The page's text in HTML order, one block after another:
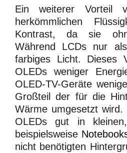
Ein weiterer Vorteil
herkömmlichen
Kontrast, da sie
Während LCDs nur
farbiges Licht. Dieses
OLEDs weniger
OLED-TV-Geräte
Großteil der für die
Wärme umgesetzt
OLEDs gut in
beispielsweise
nicht benötigten